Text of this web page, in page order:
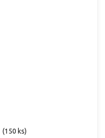
(150 ks)